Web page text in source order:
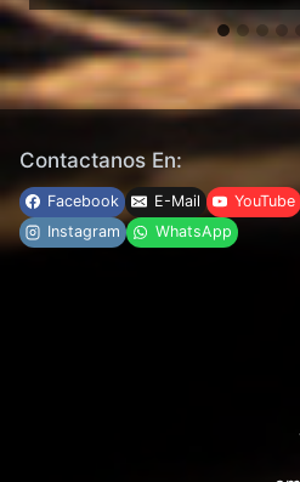
Contactanos En:
Facebook E-Mail YouTube
Instagram
WhatsApp